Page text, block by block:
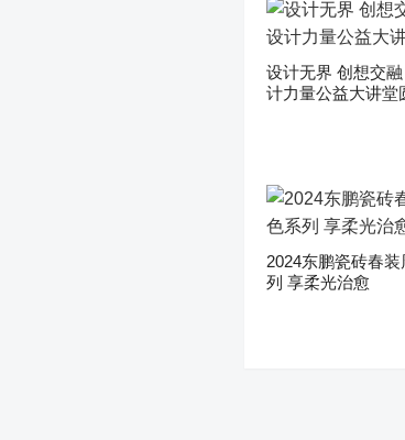
设计无界 创想交
计力量公益大讲堂
2024东鹏瓷砖春
列 享柔光治愈